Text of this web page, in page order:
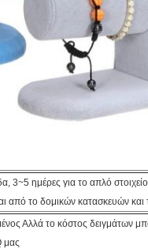
3~5 ημέρες για το απλό
από το δομικών κατασκευών
Αλλά το κόστος δειγμάτων
μας